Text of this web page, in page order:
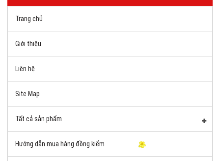
Trang chủ
Giới thiệu
Liên hệ
Site Map
Tất cả sản phẩm
Hướng dẫn mua hàng đồng kiểm